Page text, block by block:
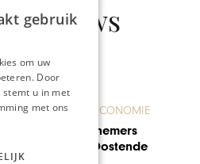
nieuws
ONDERNEMEN & ECONOMIE
Vlaamse ondernemers
massaal naar Oostende
gebruik
om uw
Door
stemt u in met
met ons